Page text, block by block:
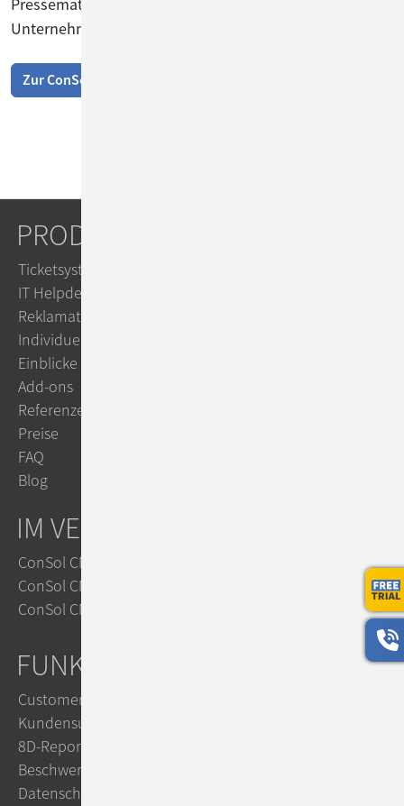
Pressematerial finden Sie auf unserer
Unternehmensseite.
Zur ConSol-Presseseite
PRODUKTE
Ticketsystem
IT Helpdesk
Reklamationsmanagement
Individuelle Workflows
Einblicke
Add-ons
Referenzen
Preise
FAQ
Blog
IM VERGLEICH
ConSol CM vs. Zendesk
ConSol CM vs. Jira
ConSol CM vs. OTRS
FUNKTIONEN
Customer Service
Kundensupport mit KI
8D-Reports im Reklamationsmanagement
Beschwerdemanagement
Datenschutz mit ConSol CM